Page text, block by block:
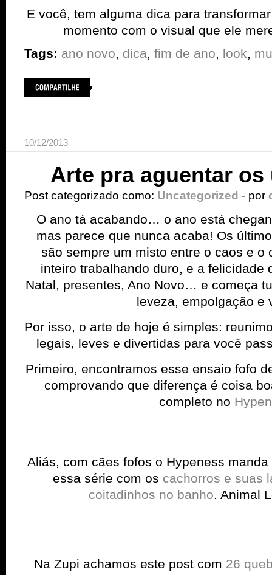
E você, tem alguma dica para
momento com o visual que ele
Tags: ano novo, dica, fim de ano, look,
10/12/2013
Arte pra aguentar
Post categorizado como: Uncategorized - por
O ano tá acabando… o ano está
mas parece que nunca acaba! Os
são sempre um misto entre o caos e o
inteiro trabalhando duro, e a felicidade
Natal, presentes, Ano Novo… e começa
leveza, empolgação e
Por isso, o arte de hoje é simples:
legais, leves e divertidas para você
Primeiro, encontramos esse ensaio fofo
comprovando que diferença é coisa
completo no
Aliás, com cães fofos o Hypeness
essa série com os cachorros e suas
coitadinhos no banho. Animal
Na Zupi achamos este post com 26